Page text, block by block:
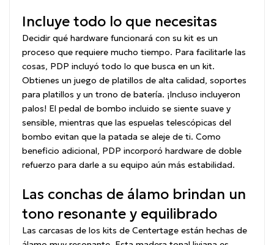
Incluye todo lo que necesitas
Decidir qué hardware funcionará con su kit es un
proceso que requiere mucho tiempo. Para facilitarle las
cosas, PDP incluyó todo lo que busca en un kit.
Obtienes un juego de platillos de alta calidad, soportes
para platillos y un trono de batería. ¡Incluso incluyeron
palos! El pedal de bombo incluido se siente suave y
sensible, mientras que las espuelas telescópicas del
bombo evitan que la patada se aleje de ti. Como
beneficio adicional, PDP incorporó hardware de doble
refuerzo para darle a su equipo aún más estabilidad.
Las conchas de álamo brindan un
tono resonante y equilibrado
Las carcasas de los kits de Centertage están hechas de